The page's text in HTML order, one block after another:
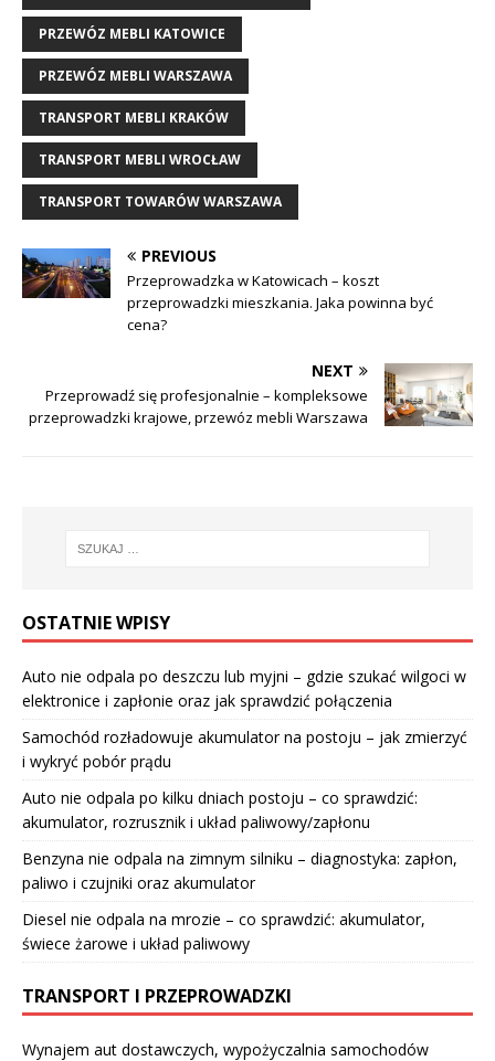
PRZEWÓZ MEBLI KATOWICE
PRZEWÓZ MEBLI WARSZAWA
TRANSPORT MEBLI KRAKÓW
TRANSPORT MEBLI WROCŁAW
TRANSPORT TOWARÓW WARSZAWA
PREVIOUS
Przeprowadzka w Katowicach – koszt
przeprowadzki mieszkania. Jaka powinna być
cena?
NEXT
Przeprowadź się profesjonalnie – kompleksowe
przeprowadzki krajowe, przewóz mebli Warszawa
OSTATNIE WPISY
Auto nie odpala po deszczu lub myjni – gdzie szukać wilgoci w
elektronice i zapłonie oraz jak sprawdzić połączenia
Samochód rozładowuje akumulator na postoju – jak zmierzyć
i wykryć pobór prądu
Auto nie odpala po kilku dniach postoju – co sprawdzić:
akumulator, rozrusznik i układ paliwowy/zapłonu
Benzyna nie odpala na zimnym silniku – diagnostyka: zapłon,
paliwo i czujniki oraz akumulator
Diesel nie odpala na mrozie – co sprawdzić: akumulator,
świece żarowe i układ paliwowy
TRANSPORT I PRZEPROWADZKI
Wynajem aut dostawczych, wypożyczalnia samochodów